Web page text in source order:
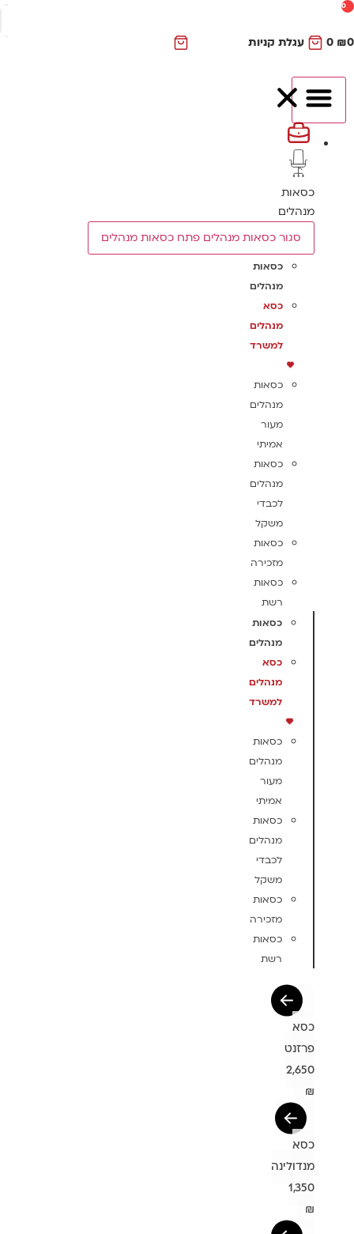
0
₪
0 עגלת קניות
כסאות
מנהלים
סגור כסאות מנהלים פתח כסאות מנהלים
כסאות
מנהלים
כסא
מנהלים
למשרד
כסאות
מנהלים
מעור
אמיתי
כסאות
מנהלים
לכבדי
משקל
כסאות
מזכירה
כסאות
רשת
כסאות
מנהלים
כסא
מנהלים
למשרד
כסאות
מנהלים
מעור
אמיתי
כסאות
מנהלים
לכבדי
משקל
כסאות
מזכירה
כסאות
רשת
כסא
פרזנט
2,650
₪
כסא
מנדולינה
1,350
₪